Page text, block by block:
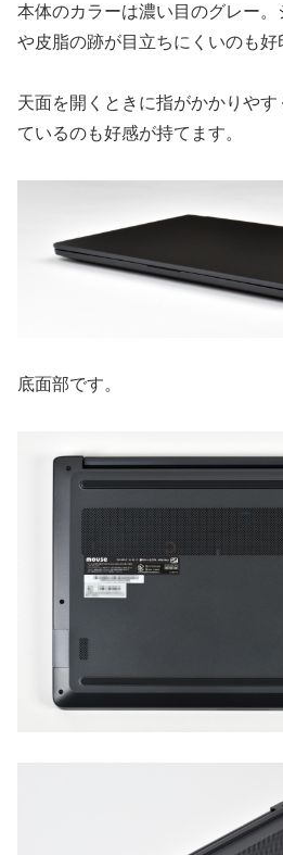
本体のカラーは濃い目のグレー
や皮脂の跡が目立ちにくいのも好
天面を開くときに指がかかりや
ているのも好感が持てます。
底面部です。